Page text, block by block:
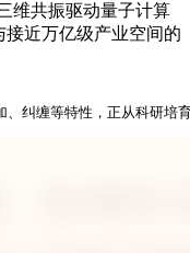
维共振驱动量子计算
近万亿级产业空间的
纠缠等特性，正从科研